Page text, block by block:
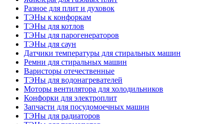
Разное для плит и духовок
ТЭНы к конфоркам
ТЭНы для котлов
ТЭНы для парогенераторов
ТЭНы для саун
Датчики температуры для стиральных машин
Ремни для стиральных машин
Варисторы отечественные
ТЭНы для водонагревателей
Моторы вентилятора для холодильников
Конфорки для электроплит
Запчасти для посудомоечных машин
ТЭНы для радиаторов